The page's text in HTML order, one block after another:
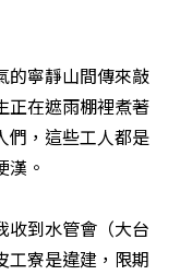
的寧靜山間傳來敲
正在遮雨棚裡煮著
們，這些工人都是
。
收到水管會（大台
工寮是違建，限期